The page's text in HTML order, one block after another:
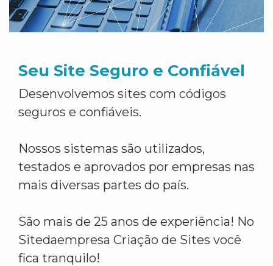
Seu Site Seguro e Confiável
Desenvolvemos sites com códigos
seguros e confiáveis.
Nossos sistemas são utilizados,
testados e aprovados por empresas nas
mais diversas partes do país.
São mais de 25 anos de experiência! No
Sitedaempresa Criação de Sites você
fica tranquilo!